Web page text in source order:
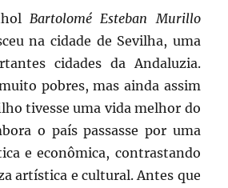
Bartolomé Esteban Murillo
na cidade de Sevilha, uma
cidades da Andaluzia.
pobres, mas ainda assim
tivesse uma vida melhor do
o país passasse por uma
e econômica, contrastando
artística e cultural. Antes que